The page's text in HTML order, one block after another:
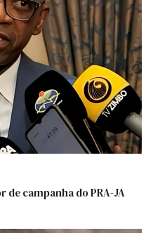
campanha do PRA-JA